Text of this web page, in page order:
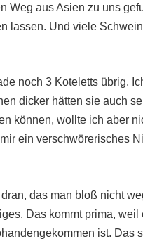
Weg aus Asien zu uns
lassen. Und viele
noch 3 Koteletts übrig.
dicker hätten sie auch
können, wollte ich aber
ein verschwörerisches
das man bloß nicht
Das kommt prima,
ist. Das